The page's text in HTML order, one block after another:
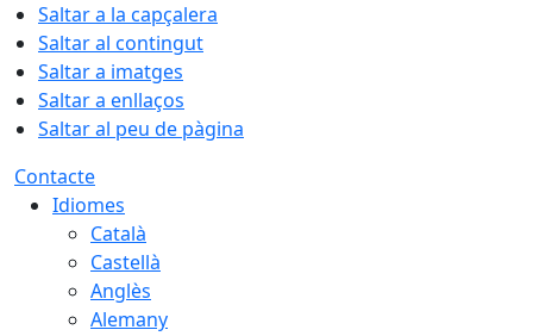
Saltar a la capçalera
Saltar al contingut
Saltar a imatges
Saltar a enllaços
Saltar al peu de pàgina
Contacte
Idiomes
Català
Castellà
Anglès
Alemany